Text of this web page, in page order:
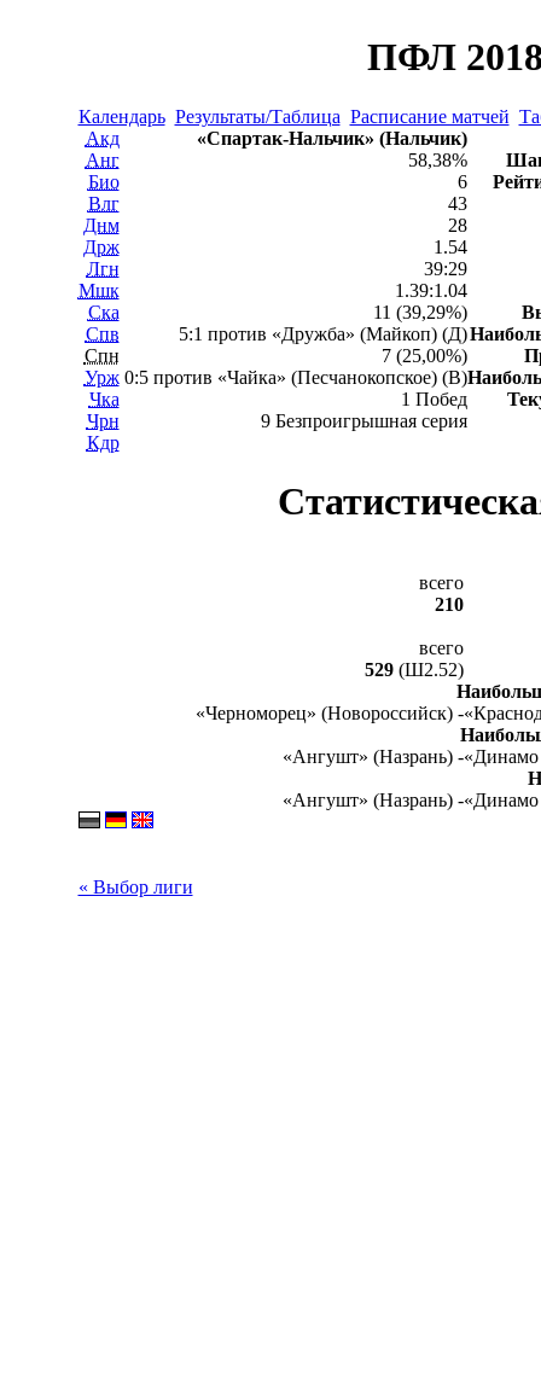
ПФЛ
Календарь Результаты/Таблица Расписание матчей
Акд
Анг
Био
Влг
Днм
Држ
Лгн
Мшк
Ска
Спв
Спн
Урж
Чка
Чрн
Кдр
«Спартак-Нальчик» (Нальчик)
58,38%
6
43
28
1.54
39:29
1.39:1.04
11 (39,29%)
5:1 против «Дружба» (Майкоп) (Д)
7 (25,00%)
0:5 против «Чайка» (Песчанокопское) (В)
1 Побед
9 Безпроигрышная серия
всего
210
всего
529 (Ш2.52)
«Черноморец» (Новороссийск) -
«Ангушт» (Назрань) -«Динамо
«Ангушт» (Назрань) -«Динамо
« Выбор лиги